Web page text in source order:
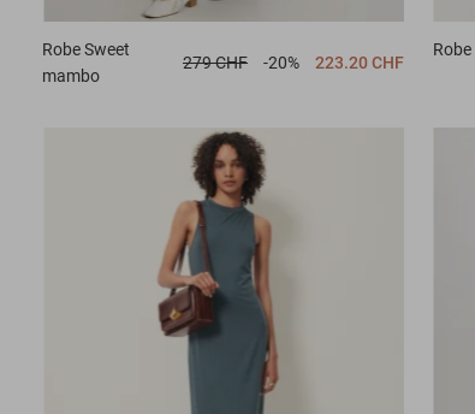
RobeSweet
mambo
279 CHF -20% 223.20 CHF
Robe